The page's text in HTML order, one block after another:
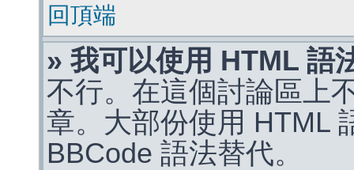
回頂端
» 我可以使用 HTML 語
不行。在這個討論區上
章。大部份使用 HTML
BBCode 語法替代。